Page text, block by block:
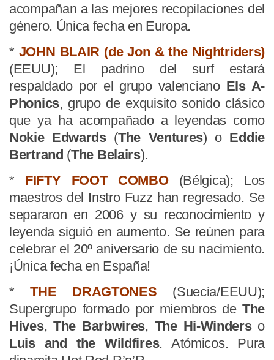
acompañan a las mejores recopilaciones del
género. Única fecha en Europa.
* JOHN BLAIR (de Jon & the Nightriders)
(EEUU); El padrino del surf estará
respaldado por el grupo valenciano Els A-
Phonics, grupo de exquisito sonido clásico
que ya ha acompañado a leyendas como
Nokie Edwards(The Ventures) o Eddie
Bertrand (The Belairs).
* FIFTY FOOT COMBO(Bélgica); Los
maestros del Instro Fuzz han regresado. Se
separaron en 2006 y su reconocimiento y
leyenda siguió en aumento. Se reúnen para
celebrar el 20º aniversario de su nacimiento.
¡Única fecha en España!
*THE DRAGTONES (Suecia/EEUU);
Supergrupo formado por miembros de The
Hives, The Barbwires, The Hi-Winderso
Luis and the Wildfires. Atómicos. Pura